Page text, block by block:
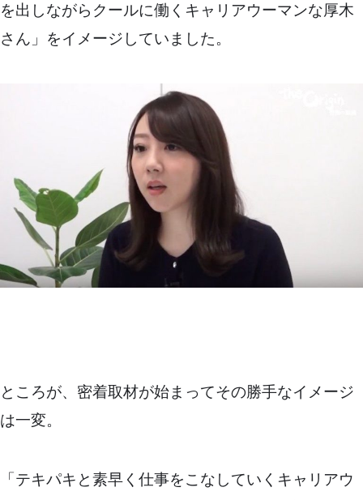
を出しながらクールに働くキャリアウーマンな厚木
さん」をイメージしていました。
ところが、密着取材が始まってその勝手なイメージ
は一変。
「テキパキと素早く仕事をこなしていくキャリアウ